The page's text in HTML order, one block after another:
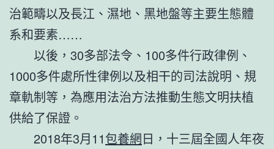
治範疇以及長江、濕地、黑地盤等主要生態體
系和要素……
以後，30多部法令、100多件行政律例、
1000多件處所性律例以及相干的司法說明、規
章軌制等，為應用法治方法推動生態文明扶植
供給了保證。
2018年3月11包養網日，十三屆全國人年夜